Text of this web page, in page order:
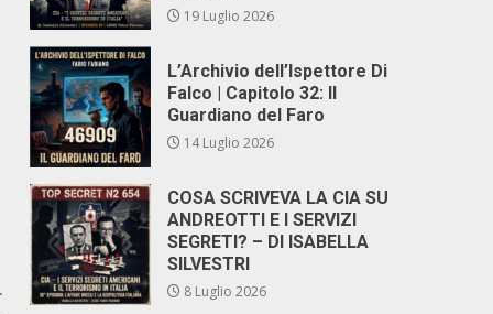
19 Luglio 2026
L’Archivio dell’Ispettore Di
Falco | Capitolo 32: Il
Guardiano del Faro
14 Luglio 2026
COSA SCRIVEVA LA CIA SU
ANDREOTTI E I SERVIZI
SEGRETI? – DI ISABELLA
SILVESTRI
8 Luglio 2026